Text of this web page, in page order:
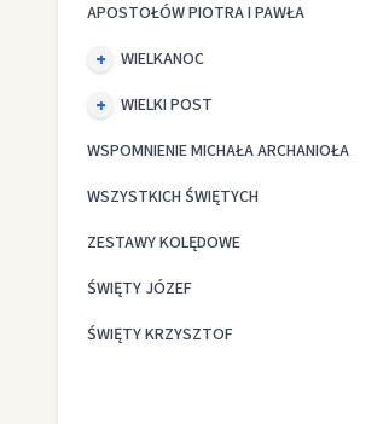
APOSTOŁÓW PIOTRA I PAWŁA
WIELKANOC
WIELKI POST
WSPOMNIENIE MICHAŁA ARCHANIOŁA
WSZYSTKICH ŚWIĘTYCH
ZESTAWY KOLĘDOWE
ŚWIĘTY JÓZEF
ŚWIĘTY KRZYSZTOF